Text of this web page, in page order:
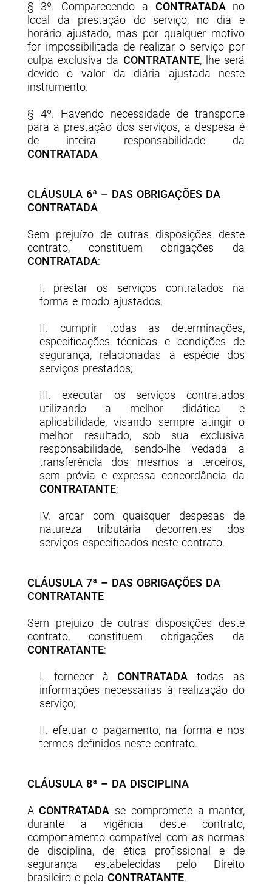
§ 3º. Comparecendo a CONTRATADAno
local da prestação do serviço, no dia e
horário ajustado, mas por qualquer motivo
for impossibilitada de realizar o serviço por
culpa exclusiva da CONTRATANTE, lhe será
devido o valor da diária ajustada neste
instrumento.
§ 4º. Havendo necessidade de transporte
para a prestação dos serviços, a despesa é
de inteira responsabilidade da
CONTRATADA
CLÁUSULA 6ª – DAS OBRIGAÇÕES DA
CONTRATADA
Sem prejuízo de outras disposições deste
contrato, constituem obrigações da
CONTRATADA:
I. prestar os serviços contratados na
forma e modo ajustados;
II. cumprir todas as determinações,
especificações técnicas e condições de
segurança, relacionadas à espécie dos
serviços prestados;
III. executar os serviços contratados
utilizando a melhor didática e
aplicabilidade, visando sempre atingir o
melhor resultado, sob sua exclusiva
responsabilidade, sendo-lhe vedada a
transferência dos mesmos a terceiros,
sem prévia e expressa concordância da
CONTRATANTE;
IV. arcar com quaisquer despesas de
natureza tributária decorrentes dos
serviços especificados neste contrato.
CLÁUSULA 7ª – DAS OBRIGAÇÕES DA
CONTRATANTE
Sem prejuízo de outras disposições deste
contrato, constituem obrigações da
CONTRATANTE:
I. fornecer àCONTRATADA todas as
informações necessárias à realização do
serviço;
II. efetuar o pagamento, na forma e nos
termos definidos neste contrato.
CLÁUSULA 8ª – DA DISCIPLINA
ACONTRATADA se compromete a manter,
durante a vigência deste contrato,
comportamento compatível com as normas
de disciplina, de ética profissional e de
segurança estabelecidas pelo Direito
brasileiro e pela CONTRATANTE.